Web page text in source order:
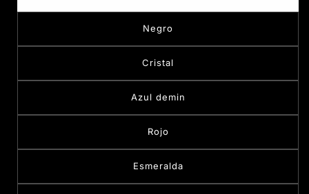
Negro
Cristal
Azul demin
Rojo
Esmeralda